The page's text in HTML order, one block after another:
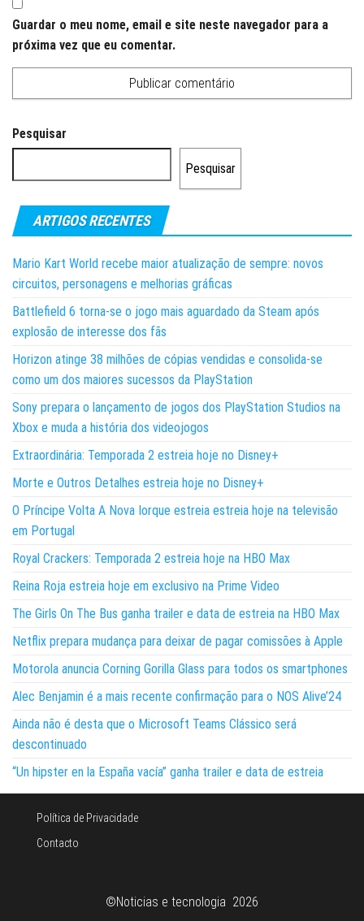
Guardar o meu nome, email e site neste navegador para a
próxima vez que eu comentar.
Pesquisar
Pesquisar
ARTIGOS RECENTES
Mario Kart World recebe maior atualização de sempre: novos
circuitos, personagens e melhorias gráficas
Battlefield 6 torna-se o jogo mais aguardado da Steam após
explosão de interesse dos fãs
Horizon atinge 38 milhões de cópias vendidas e consolida-se
como um dos maiores sucessos da PlayStation
Sony prepara o lançamento de jogos dos PlayStation Studios na
Xbox e muda a história dos videojogos
Extraordinária: Temporada 2 estreia hoje no Disney+
Morte e Outros Detalhes estreia hoje no Disney+
O Príncipe Volta A Nova Iorque estreia estreia hoje na televisão
em Portugal
Royal Crackers: Temporada 2 estreia hoje na HBO Max
Reina Roja estreia hoje em exclusivo na Prime Video
The Girls On The Bus ganha trailer e data de estreia na HBO Max
Netflix prepara mudança para deixar de pagar comissões à Apple
Motorola anuncia Corning Gorilla Glass para todos os smartphones
Alec Benjamin é a mais recente confirmação para o NOS Alive’24
Ainda não é desta que o Microsoft Teams Clássico será
descontinuado
“Un hipster en la España vacía” ganha trailer e data de estreia
Política de Privacidade
Contacto
©Noticias e tecnologia 2026